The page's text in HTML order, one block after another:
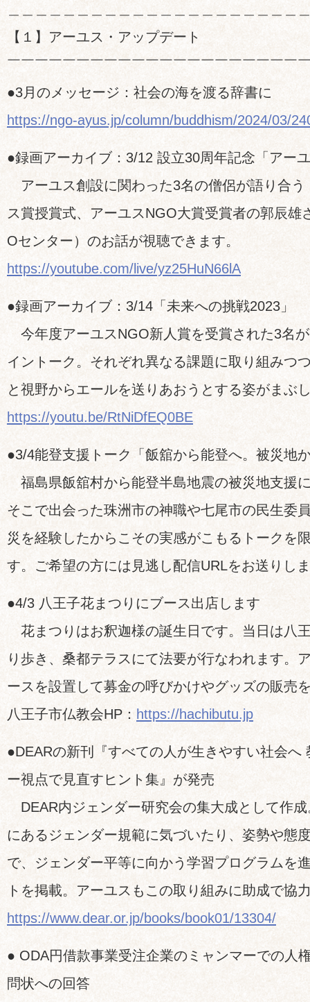
【１】アーユス・アップデート
￣￣￣￣￣￣￣￣￣￣￣￣￣￣￣￣￣￣￣￣￣
●3月のメッセージ：社会の海を渡る辞書に
https://ngo-ayus.jp/column/buddhism/2024/03/
●録画アーカイブ：3/12 設立30周年記念「アー
アーユス創設に関わった3名の僧侶が語り合う
ス賞授賞式、アーユスNGO大賞受賞者の郭辰雄
Oセンター）のお話が視聴できます。
https://youtube.com/live/yz25HuN66lA
●録画アーカイブ：3/14「未来への挑戦2023」
今年度アーユスNGO新人賞を受賞された3名
イントーク。それぞれ異なる課題に取り組みつ
と視野からエールを送りあおうとする姿がまぶ
https://youtu.be/RtNiDfEQ0BE
●3/4能登支援トーク「飯舘から能登へ。被災地
福島県飯舘村から能登半島地震の被災地支援
そこで出会った珠洲市の神職や七尾市の民生委
災を経験したからこその実感がこもるトークを
す。ご希望の方には見逃し配信URLをお送りし
●4/3 八王子花まつりにブース出店します
花まつりはお釈迦様の誕生日です。当日は八
り歩き、桑都テラスにて法要が行なわれます。
ースを設置して募金の呼びかけやグッズの販売
八王子市仏教会HP： https://hachibutu.jp
●DEARの新刊『すべての人が生きやすい社会へ
ー視点で見直すヒント集』が発売
DEAR内ジェンダー研究会の集大成として作
にあるジェンダー規範に気づいたり、姿勢や態
で、ジェンダー平等に向かう学習プログラムを
トを掲載。アーユスもこの取り組みに助成で協
https://www.dear.or.jp/books/book01/13304/
● ODA円借款事業受注企業のミャンマーでの人
問状への回答